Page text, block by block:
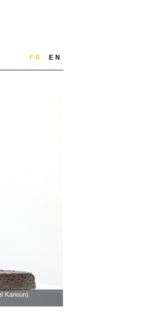
Kanoun)
F R E N